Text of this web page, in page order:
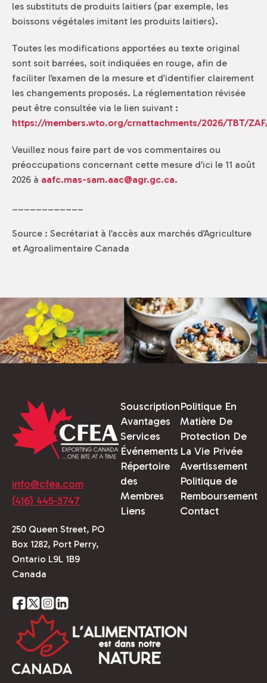
les substituts de produits laitiers (par exemple, les
boissons végétales imitant les produits laitiers).
Toutes les modifications apportées au texte original
sont soit barrées, soit indiquées en rouge, afin de
faciliter l’examen de la mesure et d’identifier clairement
les changements proposés. La réglementation révisée
peut être consultée via le lien suivant :
https://members.wto.org/crnattachments/2026/TBT/
Veuillez nous faire part de vos commentaires ou
préoccupations concernant cette mesure d’ici le 11 août
2026 à aafc.mas-sam.aac@agr.gc.ca.
____________
Source : Secrétariat à l’accès aux marchés d’Agriculture
et Agroalimentaire Canada
info@cfea.com
(416) 445-3747
250 Queen Street, PO
Box 1282, Port Perry,
Ontario L9L 1B9
Canada
Souscription
Avantages
Services
Événements
Répertoire
des
Membres
Liens
Politique En
Matière De
Protection De
La Vie Privée
Avertissement
Politique de
Remboursement
Contact